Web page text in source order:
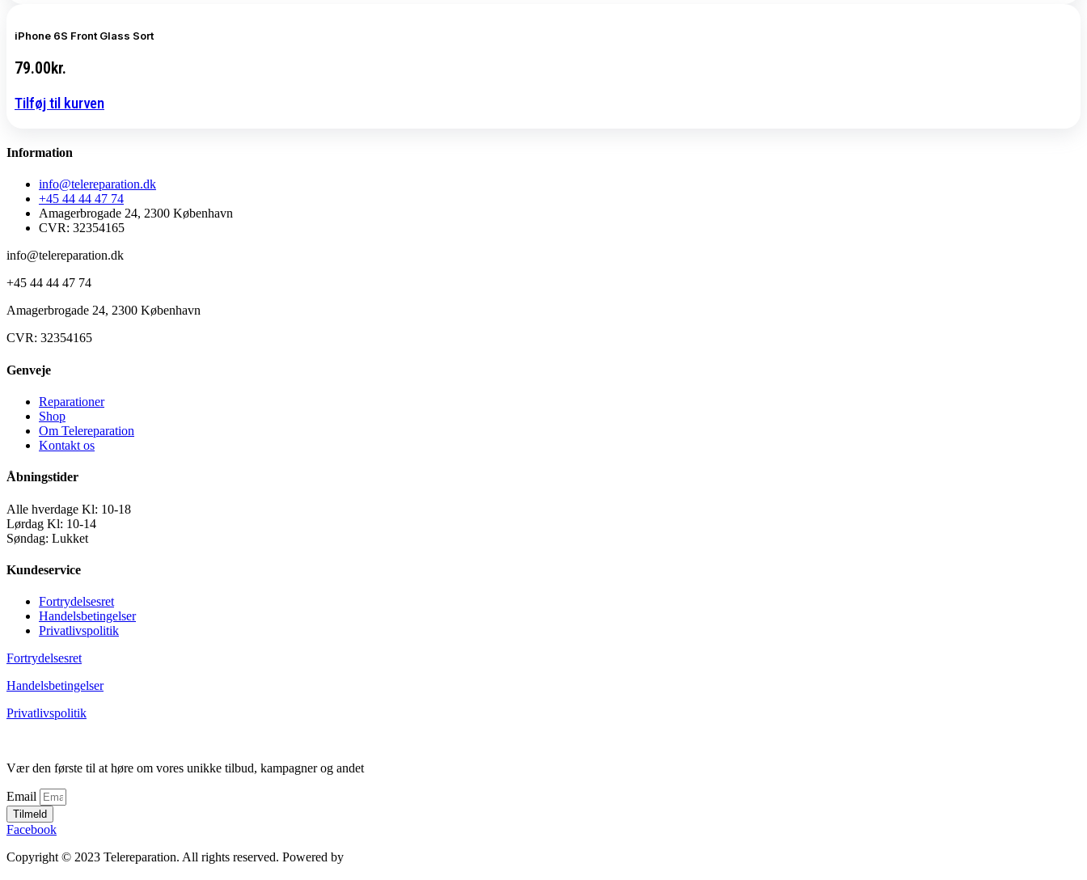
iPhone 6S Front Glass Sort
79.00kr.
Tilføj til kurven
Information
info@telereparation.dk
+45 44 44 47 74
Amagerbrogade 24, 2300 København
CVR: 32354165
info@telereparation.dk
+45 44 44 47 74
Amagerbrogade 24, 2300 København
CVR: 32354165
Genveje
Reparationer
Shop
Om Telereparation
Kontakt os
Åbningstider
Alle hverdage Kl: 10-18
Lørdag Kl: 10-14
Søndag: Lukket
Kundeservice
Fortrydelsesret
Handelsbetingelser
Privatlivspolitik
Fortrydelsesret
Handelsbetingelser
Privatlivspolitik
Vær den første til at høre om vores unikke tilbud, kampagner og andet
Email
Tilmeld
Facebook
Copyright © 2023 Telereparation. All rights reserved. Powered by